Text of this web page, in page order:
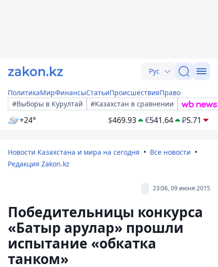
Рус
ПолитикаМирФинансыСтатьиПроисшествияПраво
#Выборы в Курултай
#Казахстан в сравнении
+24° $469.93 €541.64 ₽5.71
Новости Казахстана и мира на сегодня
Все новости
Редакция Zakon.kz
23:06, 09 июня 2015
Победительницы конкурса
«Батыр арулар» прошли
испытание «обкатка
танком»